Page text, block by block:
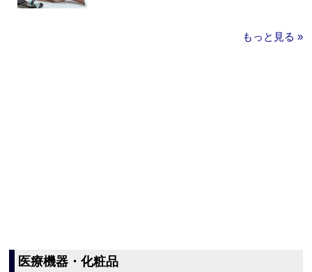
もっと見る »
医療機器・化粧品